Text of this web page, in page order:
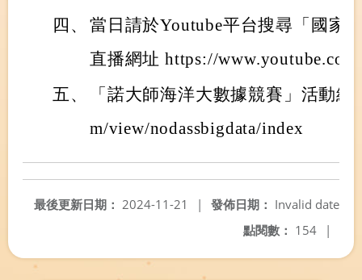
四、 當日請於Youtube平台搜尋「國家
直播網址 https://
五、
「諾大師海洋大數據競賽」活動
m/view/nodassbigdata/index
發佈日期： Invalid date
最後更新日期： 2024-11-21
|
點閱數： 154 |